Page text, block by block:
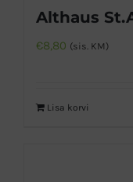
€8,80 (sis. KM)
Lisa korvi